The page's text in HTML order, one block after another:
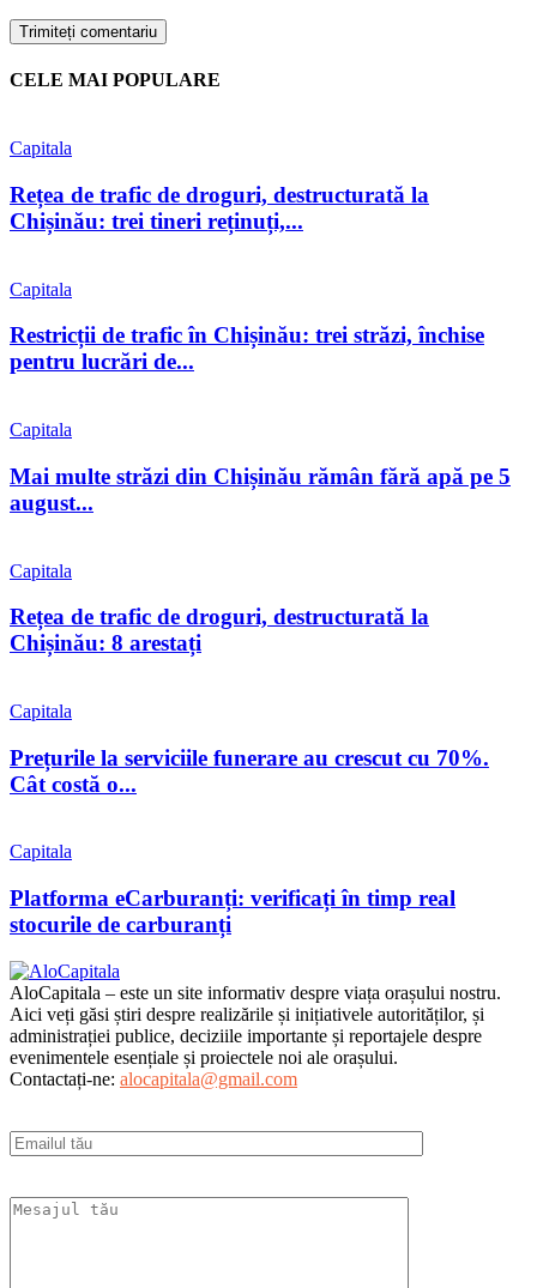
CELE MAI POPULARE
Capitala
Rețea de trafic de droguri, destructurată la
Chișinău: trei tineri reținuți,...
Capitala
Restricții de trafic în Chișinău: trei străzi, închise
pentru lucrări de...
Capitala
Mai multe străzi din Chișinău rămân fără apă pe 5
august...
Capitala
Rețea de trafic de droguri, destructurată la
Chișinău: 8 arestați
Capitala
Prețurile la serviciile funerare au crescut cu 70%.
Cât costă o...
Capitala
Platforma eCarburanți: verificați în timp real
stocurile de carburanți
AloCapitala – este un site informativ despre viața orașului nostru.
Aici veți găsi știri despre realizările și inițiativele autorităților, și
administrației publice, deciziile importante și reportajele despre
evenimentele esențiale și proiectele noi ale orașului.
Contactați-ne: alocapitala@gmail.com